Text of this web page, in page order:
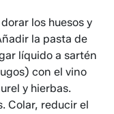
los huesos y
la pasta de
líquido a sartén
con el vino
y hierbas.
Colar, reducir el